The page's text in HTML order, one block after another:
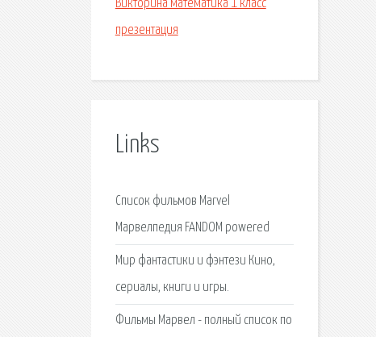
Викторина математика 1 класс
презентация
Links
Список фильмов Marvel
Марвелпедия FANDOM powered
Мир фантастики и фэнтези Кино,
сериалы, книги и игры.
Фильмы Марвел - полный список по